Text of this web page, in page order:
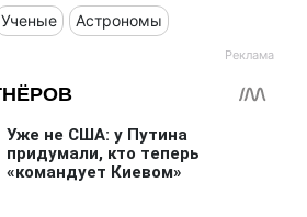
Ученые Астрономы